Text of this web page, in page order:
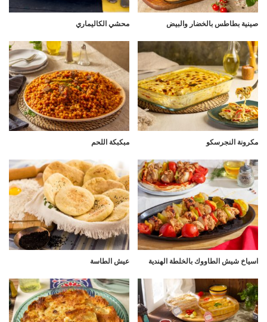
صينية بطاطس بالخضار والبيض محشي الكاليماري
مكرونة النجرسكو مبكبكة اللحم
اسياخ شيش الطاووك بالخلطة الهندية عيش الطاسة